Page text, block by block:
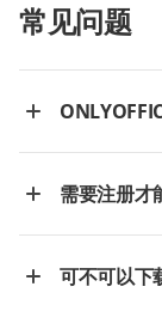
常见问题
需要注册才
可不可以下